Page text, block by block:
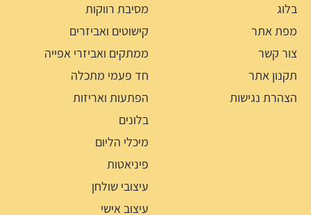
בלוג
מפת אתר
צור קשר
תקנון אתר
הצהרת נגישות
מסיבת רווקות
קישוטים ואביזרים
ממתקים ואביזרי אפייה
חד פעמי מתכלה
הפתעות ואריזות
בלונים
מיכלי הליום
פיניאטות
עיצובי שולחן
עיצוב אישי